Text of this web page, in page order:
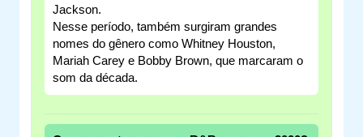
Jackson.
Nesse período, também surgiram grandes
nomes do gênero como Whitney Houston,
Mariah Carey e Bobby Brown, que marcaram o
som da década.